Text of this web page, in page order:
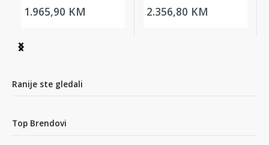
1.965,90 KM 2.356,80 KM
Item
4
Ranije ste gledali
Top Brendovi